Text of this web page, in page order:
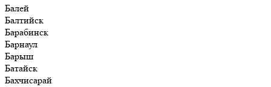
Балей
Балтийск
Барабинск
Барнаул
Барыш
Батайск
Бахчисарай